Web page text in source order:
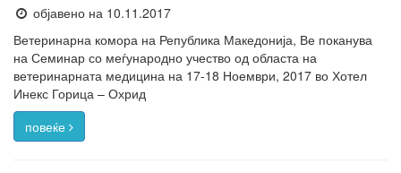
објавено на 10.11.2017
Ветеринарна комора на Република Македонија, Ве поканува
на Семинар со меѓународно учество од областа на
ветеринарната медицина на 17-18 Ноември, 2017 во Хотел
Инекс Горица – Охрид
повеќе